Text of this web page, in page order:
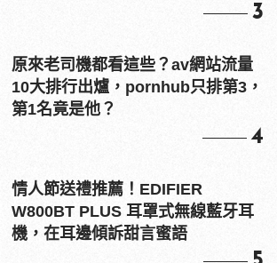
3
原來老司機都看這些？av網站流量
10大排行出爐，pornhub只排第3，
第1名竟是他？
4
情人節送禮推薦！EDIFIER
W800BT PLUS 耳罩式無線藍牙耳
機，在耳邊傾訴甜言蜜語